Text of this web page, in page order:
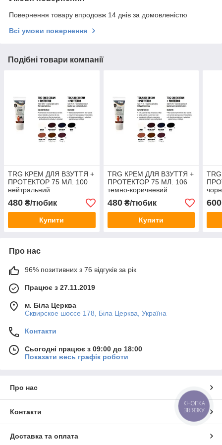
Повернення товару впродовж 14 днів за домовленістю
Всі умови повернення
Подібні товари компанії
TRG КРЕМ ДЛЯ ВЗУТТЯ +
ПРОТЕКТОР 75 МЛ. 100
нейтральний
480 ₴/тюбик
Купити
TRG КРЕМ ДЛЯ ВЗУТТЯ +
ПРОТЕКТОР 75 МЛ. 106
темно-коричневий
480₴/тюбик
Купити
600
Про нас
96% позитивних з 76 відгуків за рік
Працює з 27.11.2019
м. Біла Церква
Сквирское шоссе 178, Біла Церква, Україна
Контакти
Сьогодні працює з 09:00 до 18:00
Показати весь графік роботи
Про нас
Контакти
Доставка та оплата
КНОПКА
ЗВ'ЯЗКУ